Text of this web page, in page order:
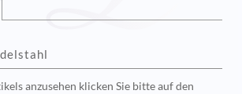
anzusehen klicken Sie bitte auf den